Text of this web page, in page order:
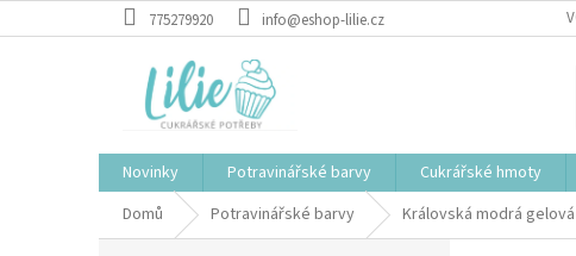
na
775279920 info@eshop-lilie.cz
Novinky Potravinářské barvy Cukrářské hmoty
Domů
Potravinářské barvy Královská modrá